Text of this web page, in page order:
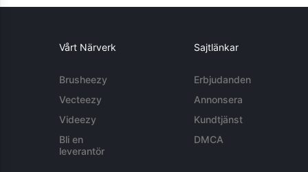
Vårt Närverk
Brusheezy
Vecteezy
Videezy
Bli en
leverantör
Sajtlänkar
Erbjudanden
Annonsera
Kundtjänst
DMCA